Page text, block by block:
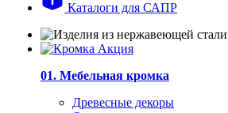
Каталоги для САПР
01. Мебельная кромка
Древесные декоры